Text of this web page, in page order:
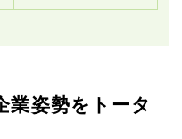
業姿勢をトータ